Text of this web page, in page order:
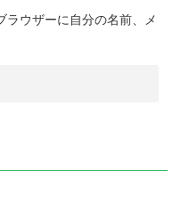
ラウザーに自分の名前、メ